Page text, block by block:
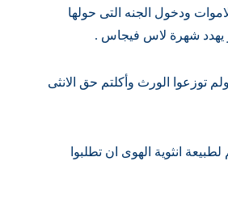
ودخول الجنه التى حولها
شهرة لاس فيجاس .
الورث وأكلتم حق الانثى
انثوية الهوى ان تطلبوا